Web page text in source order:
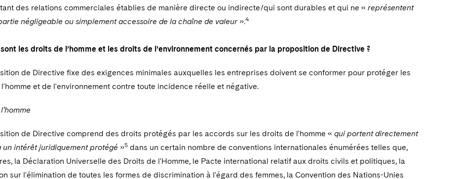
des relations commerciales établies de manière directe ou indirecte/qui sont durables et qui ne « représentent
négligeable ou simplement accessoire de la chaîne de valeur».4
les droits de l’homme et les droits de l’environnement concernés par la proposition de Directive ?
de Directive fixe des exigences minimales auxquelles les entreprises doivent se conformer pour protéger les
et de l'environnement contre toute incidence réelle et négative.
de Directive comprend des droits protégés par les accords sur les droits de l'homme « qui portent directement
un intérêt juridiquement protégé »5 dans un certain nombre de conventions internationales énumérées telles que,
la Déclaration Universelle des Droits de l'Homme, le Pacte international relatif aux droits civils et politiques, la
sur l'élimination de toutes les formes de discrimination à l'égard des femmes, la Convention des Nations-Unies